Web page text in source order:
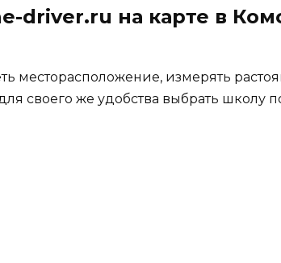
driver.ru на карте в
месторасположение, измерять
своего же удобства выбрать школу